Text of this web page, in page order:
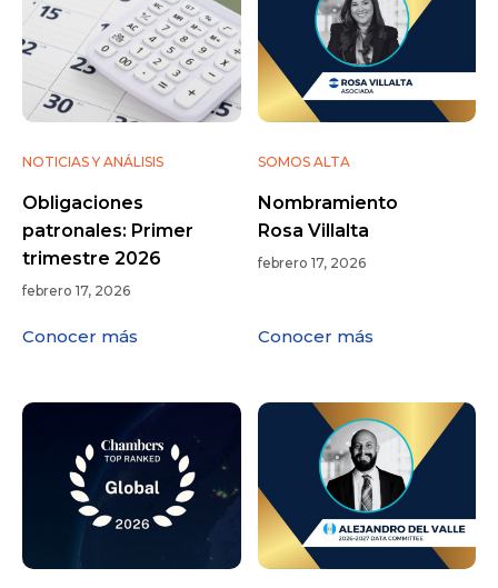
NOTICIAS Y ANÁLISIS
Obligaciones
patronales: Primer
trimestre 2026
febrero 17, 2026
Conocer más
SOMOS ALTA
Nombramiento
Rosa Villalta
febrero 17, 2026
Conocer más